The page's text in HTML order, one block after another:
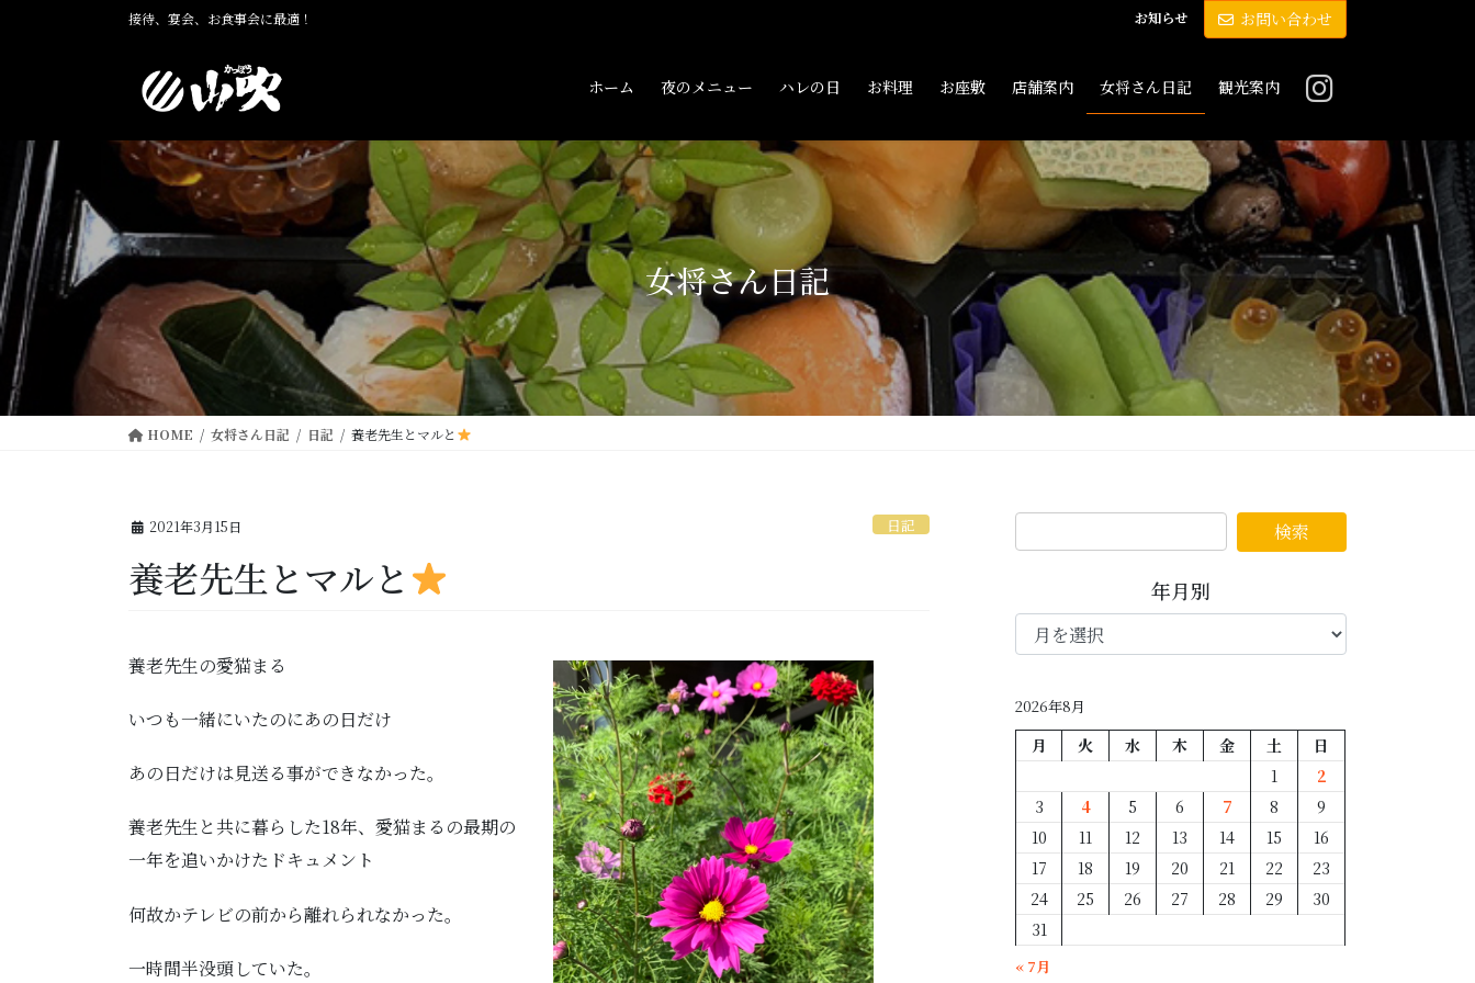
移
動
接待、宴会、お食事会に最適！ お知らせ お問い合わせ
ホーム 夜のメニュー ハレの日 お料理 お座敷 店舗案内 女将さん日記 観光案内
女将さん日記
HOME 女将さん日記 日記 養老先生とマルと
2021年3月15日 日記
養老先生とマルと
養老先生の愛猫まる
いつも一緒にいたのにあの日だけ
あの日だけは見送る事ができなかった。
養老先生と共に暮らした18年、愛猫まるの最期の
一年を追いかけたドキュメント
何故かテレビの前から離れられなかった。
一時間半没頭していた。
年月別
年
2026年8月
月 火 水 木 金 土
日
1
2
3
4 5 6 7 8
9
10
11 12 13 14 15
16
17
18 19 20 21 22
23
24
25 26 27 28 29
30
31
« 7月